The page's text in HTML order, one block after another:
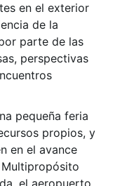
en el exterior
de la
parte de las
perspectivas
pequeña feria
propios, y
en el avance